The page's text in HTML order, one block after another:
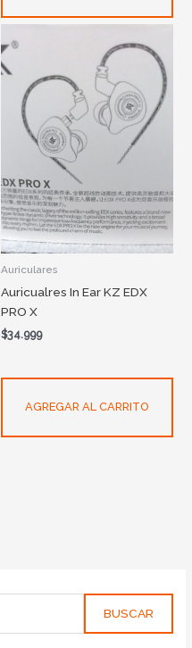
BUSCAR
Auriculares
Auricualres In Ear KZ EDX
PRO X
$34.999
AGREGAR AL CARRITO